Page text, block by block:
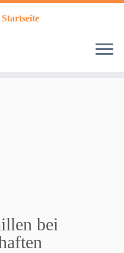
bei